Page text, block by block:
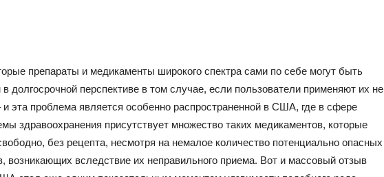
препараты и медикаменты широкого спектра сами по себе могут быть
долгосрочной перспективе в том случае, если пользователи применяют их не
эта проблема является особенно распространенной в США, где в сфере
здравоохранения присутствует множество таких медикаментов, которые
без рецепта, несмотря на немалое количество потенциально опасных
возникающих вследствие их неправильного приема. Вот и массовый отзыв